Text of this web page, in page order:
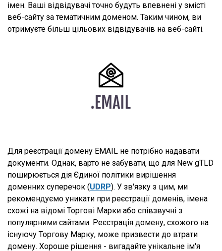
імен. Ваші відвідувачі точно будуть впевнені у змісті
веб-сайту за тематичним доменом. Таким чином, ви
отримуєте більш цільових відвідувачів на веб-сайті.
Для реєстрації домену EMAIL не потрібно надавати
документи. Однак, варто не забувати, що для New gTLD
поширюється дія Єдиної політики вирішення
доменних суперечок (UDRP). У зв'язку з цим, ми
рекомендуємо уникати при реєстрації доменів, імена
схожі на відомі Торгові Марки або співзвучні з
популярними сайтами. Реєстрація домену, схожого на
існуючу Торгову Марку, може призвести до втрати
домену. Хороше рішення - вигадайте унікальне ім'я